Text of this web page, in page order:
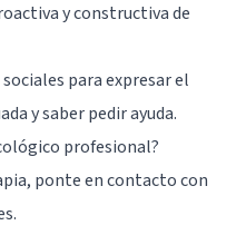
y constructiva de
para expresar el
y saber pedir ayuda.
profesional?
ponte en contacto con